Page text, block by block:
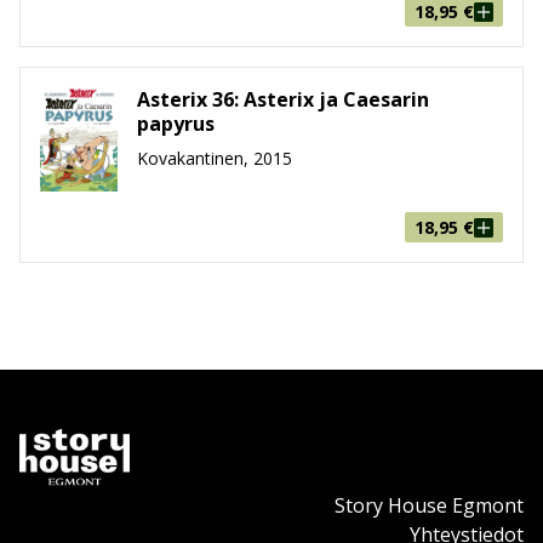
18,95 €
Asterix 36: Asterix ja Caesarin
papyrus
Kovakantinen, 2015
18,95 €
Story House Egmont
Yhteystiedot